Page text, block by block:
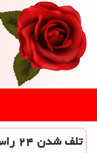
تلف شدن ۲۴ راس از حیات وحش دماوند